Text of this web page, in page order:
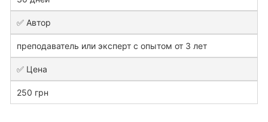
✅ Автор
преподаватель или эксперт с опытом от 3 лет
✅ Цена
250 грн